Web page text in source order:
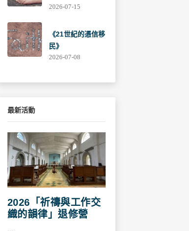
2026-07-15
《21世紀的憑信移
民》
2026-07-08
最新活動
2026「祈禱與工作交
織的韻律」退修營